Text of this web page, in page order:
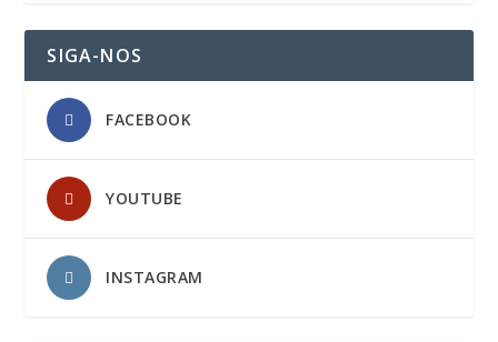
SIGA-NOS
FACEBOOK
YOUTUBE
INSTAGRAM